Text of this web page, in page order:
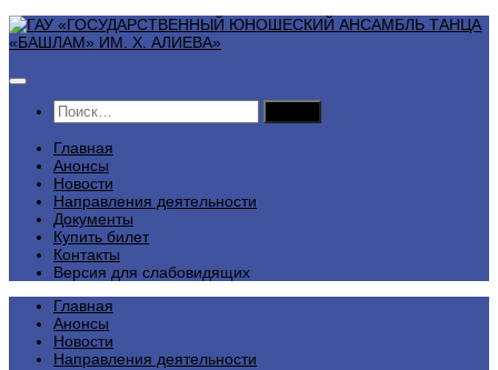
Перейти
к
Найти:
Главная
Анонсы
Новости
Направления деятельности
Документы
Купить билет
Контакты
Версия для слабовидящих
Главная
Анонсы
Новости
Направления деятельности